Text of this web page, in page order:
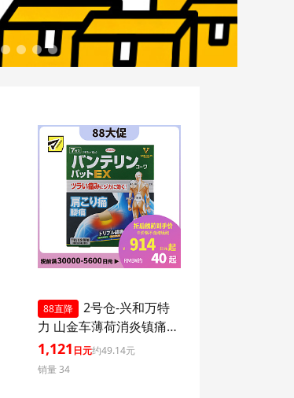
88直降
2号仓-兴和万特
力 山金车薄荷消炎镇痛膏
药贴EX 7×10mm 7片
【第２类医药品】 KOWA
1,121日元约49.14元
销量 34